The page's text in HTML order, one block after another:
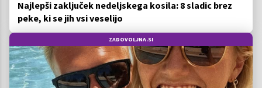
Najlepši zaključek nedeljskega kosila: 8 sladic brez
peke, ki se jih vsi veselijo
ZADOVOLJNA.SI